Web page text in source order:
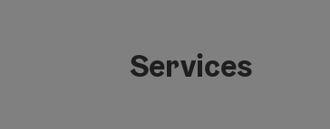
Services